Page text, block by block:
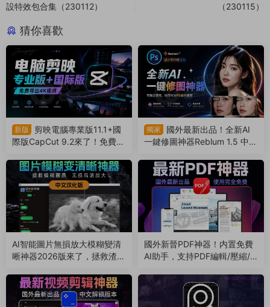
設特效包合集（230112）
（230115）
猜你喜歡
新版
剪映電腦專業版11.1+國
際版CapCut 9.2來了！免費導
通（260804）
獨家
國外最新出品！全新AI
一鍵修圖神器Reblum 1.5 中文
雙手（260803）
AI智能圖片無損放大模糊變清
晰神器2026版來了，拯救渣畫
802）
國外新晉PDF神器！内置免費
AI助手，支持PDF編輯/壓縮/